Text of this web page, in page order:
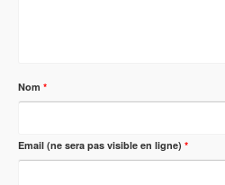
Nom *
Email (ne sera pas visible en ligne) *